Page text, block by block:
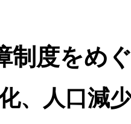
制度をめ
、人口減